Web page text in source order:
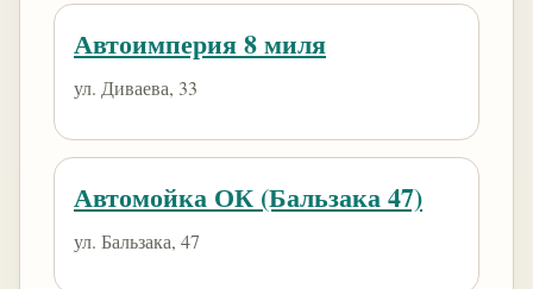
Автоимперия 8 миля
ул. Диваева, 33
Автомойка ОК (Бальзака 47)
ул. Бальзака, 47